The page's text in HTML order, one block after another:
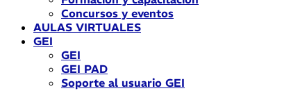
Concursos y eventos
AULAS VIRTUALES
GEI
GEI
GEI PAD
Soporte al usuario GEI